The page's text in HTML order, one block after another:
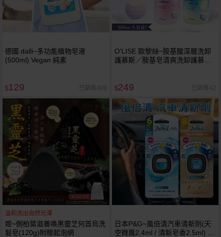
德國 dalli~多功能植物皂液
(500ml) Vegan 純素
$129 已銷售409
O'LISE 歐黎絲~胺基酸深層洗卸
護慕斯／胺基皂清爽洗卸護慕斯
$249 已銷售42
溫和洗出自然光澤
姬~側柏葉滋養喚黑靈芝何首烏洗
髮皂(120g)附贈起泡網
日本P&G~風倍清汽車清新劑(天
空微風2.4ml / 清新皂香2.5ml) 款